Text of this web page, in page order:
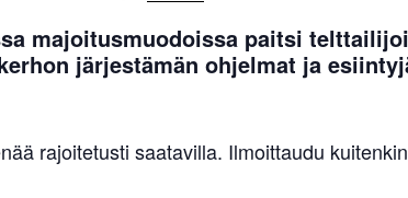
majoitusmuodoissa paitsi
järjestämän ohjelmat ja
rajoitetusti saatavilla. Ilmoittaudu